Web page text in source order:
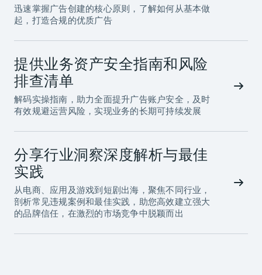
迅速掌握广告创建的核心原则，了解如何从基本做
起，打造合规的优质广告
提供业务资产安全指南和风险
排查清单
解码实操指南，助力全面提升广告账户安全，及时
有效规避运营风险，实现业务的长期可持续发展
分享行业洞察深度解析与最佳
实践
从电商、应用及游戏到短剧出海，聚焦不同行业，
剖析常见违规案例和最佳实践，助您高效建立强大
的品牌信任，在激烈的市场竞争中脱颖而出